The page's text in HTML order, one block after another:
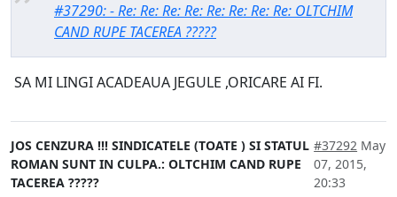
#37290: - Re: Re: Re: Re: Re: Re: Re: Re: OLTCHIM
CAND RUPE TACEREA ?????
SA MI LINGI ACADEAUA JEGULE ,ORICARE AI FI.
JOS CENZURA !!! SINDICATELE (TOATE ) SI STATUL
ROMAN SUNT IN CULPA.: OLTCHIM CAND RUPE
TACEREA ?????
#37292 May
07, 2015,
20:33